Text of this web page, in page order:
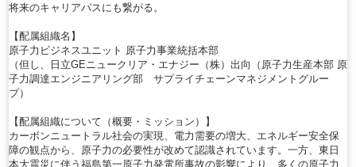
将来のキャリアパスにも繋がる。
【配属組織名】
原子力ビジネスユニット 原子力事業統括本部
（但し、日立GEニュークリア・エナジー（株）出向（原子力生産本部 原
子力調達エンジニアリング部 サプライチェーンマネジメントグルー
プ）
【配属組織について（概要・ミッション）】
カーボンニュートラル社会の実現、電力需要の増大、エネルギー安全保
障の観点から、原子力の必要性が改めて認識されています。一方、東日
本大震災に伴う福島第一原子力発電所事故の影響により、多くの原子力